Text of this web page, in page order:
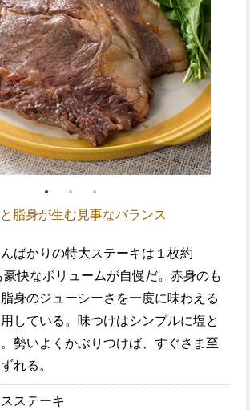
脂身が生む見事なバランス
ばかりの特大ステーキは１枚約
快なボリュームが自慢だ。赤身のも
身のジューシーさを一度に味わえる
している。味つけはシンプルに塩と
勢いよくかぶりつけば、すぐさま至
れる。
ステーキ